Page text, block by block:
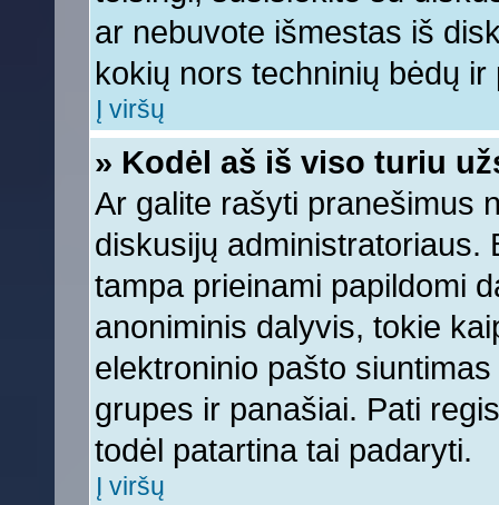
ar nebuvote išmestas iš
kokių nors techninių bėdų
Į viršų
» Kodėl aš iš viso turiu
Ar galite rašyti pranešimus
diskusijų administratoriaus.
tampa prieinami papildomi
anoniminis dalyvis, tokie
elektroninio pašto
grupes ir panašiai. Pati
todėl patartina tai padaryti.
Į viršų